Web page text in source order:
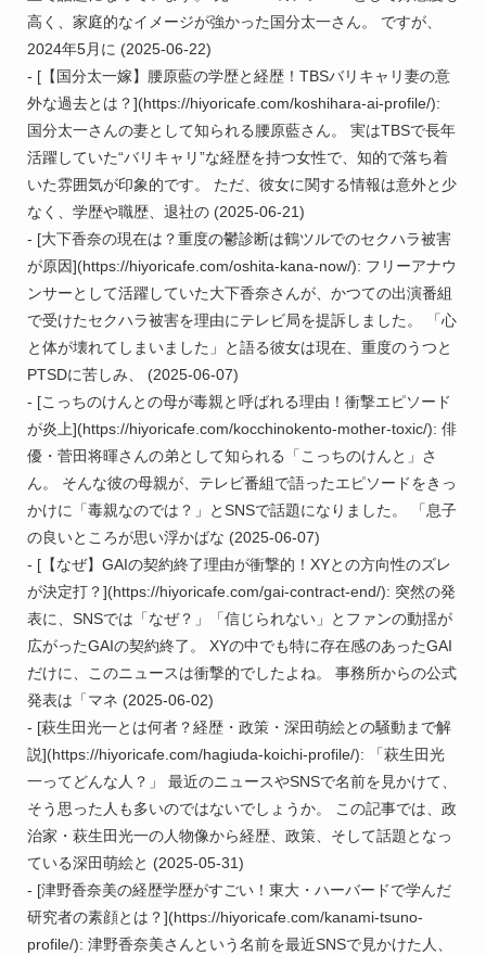
高く、家庭的なイメージが強かった国分太一さん。 ですが、
2024年5月に (2025-06-22)
- [【国分太一嫁】腰原藍の学歴と経歴！TBSバリキャリ妻の意
外な過去とは？](https://hiyoricafe.com/koshihara-ai-profile/):
国分太一さんの妻として知られる腰原藍さん。 実はTBSで長年
活躍していた“バリキャリ”な経歴を持つ女性で、知的で落ち着
いた雰囲気が印象的です。 ただ、彼女に関する情報は意外と少
なく、学歴や職歴、退社の (2025-06-21)
- [大下香奈の現在は？重度の鬱診断は鶴ツルでのセクハラ被害
が原因](https://hiyoricafe.com/oshita-kana-now/): フリーアナウ
ンサーとして活躍していた大下香奈さんが、かつての出演番組
で受けたセクハラ被害を理由にテレビ局を提訴しました。 「心
と体が壊れてしまいました」と語る彼女は現在、重度のうつと
PTSDに苦しみ、 (2025-06-07)
- [こっちのけんとの母が毒親と呼ばれる理由！衝撃エピソード
が炎上](https://hiyoricafe.com/kocchinokento-mother-toxic/): 俳
優・菅田将暉さんの弟として知られる「こっちのけんと」さ
ん。 そんな彼の母親が、テレビ番組で語ったエピソードをきっ
かけに「毒親なのでは？」とSNSで話題になりました。 「息子
の良いところが思い浮かばな (2025-06-07)
- [【なぜ】GAIの契約終了理由が衝撃的！XYとの方向性のズレ
が決定打？](https://hiyoricafe.com/gai-contract-end/): 突然の発
表に、SNSでは「なぜ？」「信じられない」とファンの動揺が
広がったGAIの契約終了。 XYの中でも特に存在感のあったGAI
だけに、このニュースは衝撃的でしたよね。 事務所からの公式
発表は「マネ (2025-06-02)
- [萩生田光一とは何者？経歴・政策・深田萌絵との騒動まで解
説](https://hiyoricafe.com/hagiuda-koichi-profile/): 「萩生田光
一ってどんな人？」 最近のニュースやSNSで名前を見かけて、
そう思った人も多いのではないでしょうか。 この記事では、政
治家・萩生田光一の人物像から経歴、政策、そして話題となっ
ている深田萌絵と (2025-05-31)
- [津野香奈美の経歴学歴がすごい！東大・ハーバードで学んだ
研究者の素顔とは？](https://hiyoricafe.com/kanami-tsuno-
profile/): 津野香奈美さんという名前を最近SNSで見かけた人、